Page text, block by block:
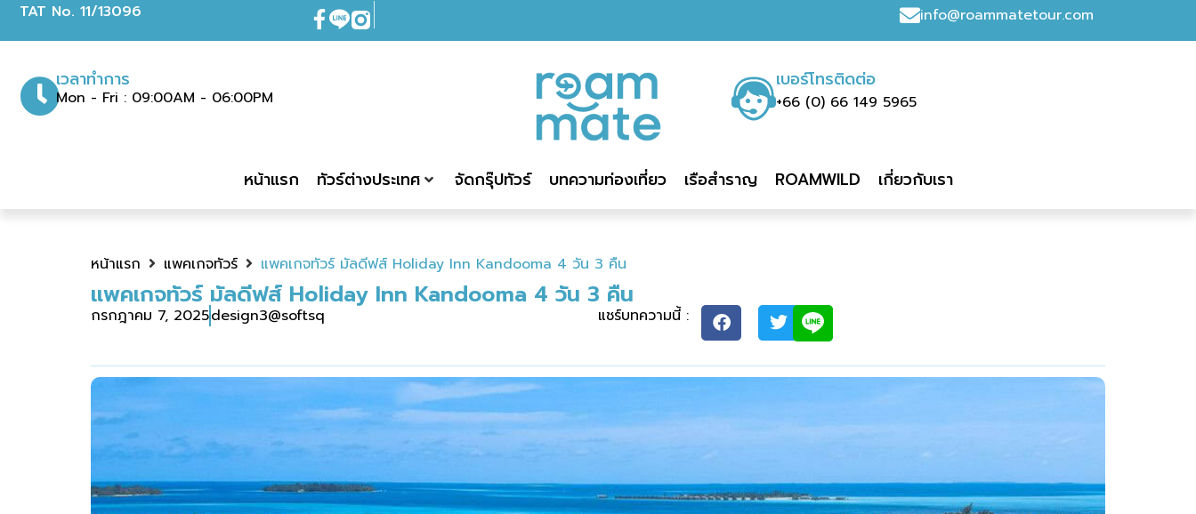
TAT No. 11/13096 | info@roammatetour.com
เวลาทำการ
Mon - Fri : 09:00AM - 06:00PM
เบอร์โทรติดต่อ
+66 (0) 66 149 5965
หน้าแรก ทัวร์ต่างประเทศ จัดกรุ๊ปทัวร์ บทความท่องเที่ยว เรือสำราญ ROAMWILD เกี่ยวกับเรา
หน้าแรก แพคเกจทัวร์ แพคเกจทัวร์ มัลดีฟส์ Holiday Inn Kandooma 4 วัน 3 คืน
แพคเกจทัวร์ มัลดีฟส์ Holiday Inn Kandooma 4 วัน 3 คืน
กรกฎาคม 7, 2025design3@softsq แชร์บทความนี้ :